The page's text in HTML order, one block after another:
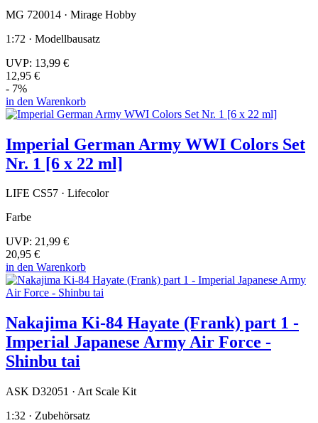
MG 720014 · Mirage Hobby
1:72 · Modellbausatz
UVP: 13,99 €
12,95 €
- 7%
in den Warenkorb
Imperial German Army WWI Colors Set
Nr. 1 [6 x 22 ml]
LIFE CS57 · Lifecolor
Farbe
UVP: 21,99 €
20,95 €
in den Warenkorb
Nakajima Ki-84 Hayate (Frank) part 1 -
Imperial Japanese Army Air Force -
Shinbu tai
ASK D32051 · Art Scale Kit
1:32 · Zubehörsatz